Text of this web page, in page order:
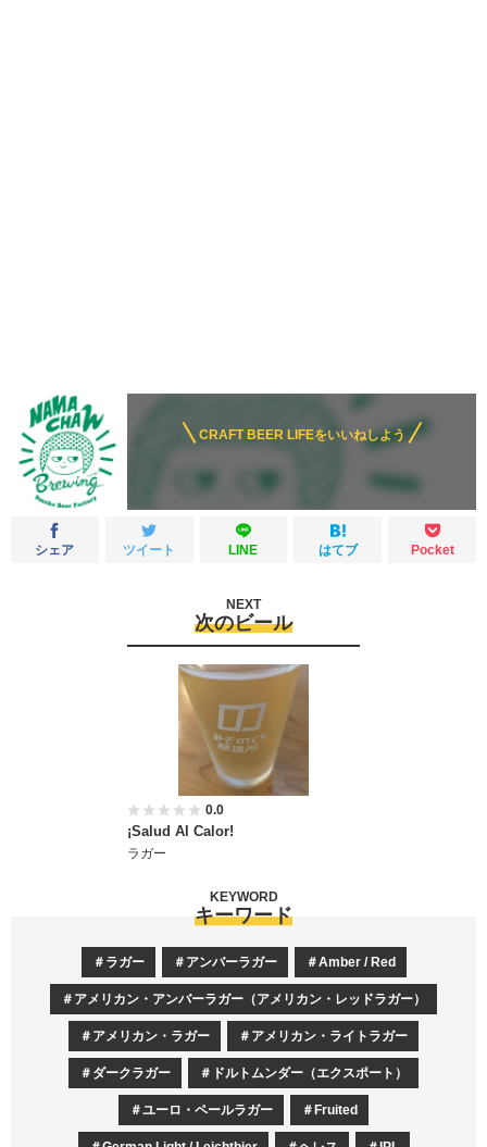
CRAFT BEER LIFEをいいねしよう
シェア ツイート LINE はてブ Pocket
次のビール
NEXT
0.0
¡Salud Al Calor!
ラガー
キーワード
KEYWORD
ラガー アンバーラガー Amber / Red
アメリカン・アンバーラガー（アメリカン・レッドラガー）
アメリカン・ラガー アメリカン・ライトラガー
ダークラガー ドルトムンダー（エクスポート）
ユーロ・ペールラガー Fruited